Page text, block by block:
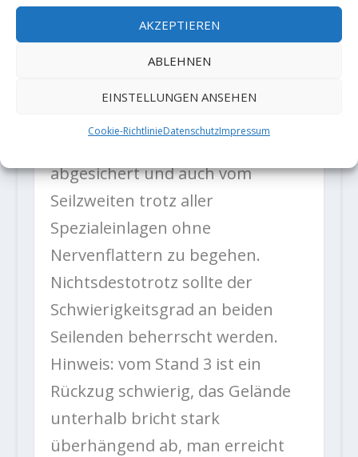
AKZEPTIEREN
ABLEHNEN
EINSTELLUNGEN ANSEHEN
Cookie-RichtlinieDatenschutzImpressum
schliesslich um eine Ecke
verschwindet. Hier führt die
Route aufs Band hinunter –
Abklettern im Grad 7a, sowas
abgesichert und auch vom
Seilzweiten trotz aller
Spezialeinlagen ohne
Nervenflattern zu begehen.
Nichtsdestotrotz sollte der
Schwierigkeitsgrad an beiden
Seilenden beherrscht werden.
Hinweis: vom Stand 3 ist ein
Rückzug schwierig, das Gelände
unterhalb bricht stark
überhängend ab, man erreicht